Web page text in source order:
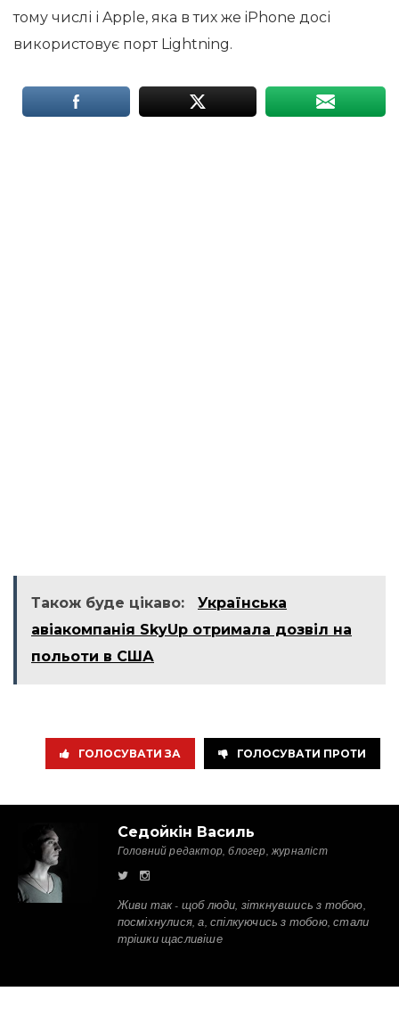
тому числі і Apple, яка в тих же iPhone досі
використовує порт Lightning.
Також буде цікаво:
Українська
авіакомпанія SkyUp отримала дозвіл на
польоти в США
ГОЛОСУВАТИ ЗА ГОЛОСУВАТИ ПРОТИ
Седойкін Василь
Головний редактор, блогер, журналіст
Живи так - щоб люди, зіткнувшись з тобою,
посміхнулися, а, спілкуючись з тобою, стали
трішки щасливіше